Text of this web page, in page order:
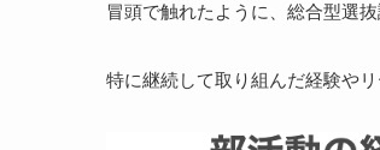
冒頭で触れたように、総合型選
特に継続して取り組んだ経験や